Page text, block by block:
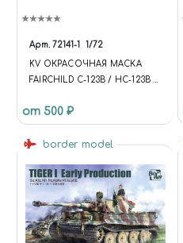
Арт. 72141-1 1/72
KV ОКРАСОЧНАЯ МАСКА
FAIRCHILD C-123B / HC-123B /
(ДВУСТОРОННИЕ МАСКИ) +
МАСКИ НА ДИСКИ И
КОЛЕСА ДЛЯ МОДЕЛЕЙ
от 500 ₽
border model